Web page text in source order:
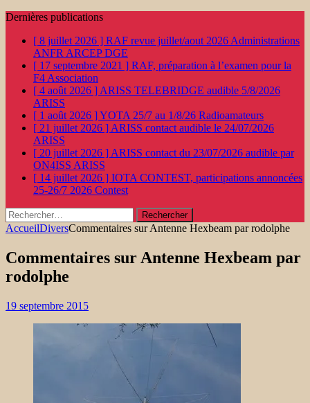
Dernières publications
[ 8 juillet 2026 ] RAF revue juillet/aout 2026 Administrations
ANFR ARCEP DGE
[ 17 septembre 2021 ] RAF, préparation à l’examen pour la
F4 Association
[ 4 août 2026 ] ARISS TELEBRIDGE audible 5/8/2026
ARISS
[ 1 août 2026 ]YOTA 25/7 au 1/8/26 Radioamateurs
[ 21 juillet 2026 ] ARISS contact audible le 24/07/2026
ARISS
[ 20 juillet 2026 ] ARISS contact du 23/07/2026 audible par
ON4ISS ARISS
[ 14 juillet 2026 ] IOTA CONTEST, participations annoncées
25-26/7 2026 Contest
Rechercher :
AccueilDiversCommentaires sur Antenne Hexbeam par rodolphe
Commentaires sur Antenne Hexbeam par
rodolphe
19 septembre 2015